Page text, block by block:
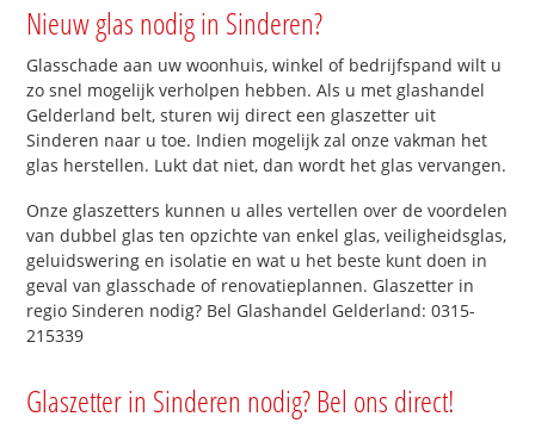
Nieuw glas nodig in Sinderen?
Glasschade aan uw woonhuis, winkel of bedrijfspand wilt u
zo snel mogelijk verholpen hebben. Als u met glashandel
Gelderland belt, sturen wij direct een glaszetter uit
Sinderen naar u toe. Indien mogelijk zal onze vakman het
glas herstellen. Lukt dat niet, dan wordt het glas vervangen.
Onze glaszetters kunnen u alles vertellen over de voordelen
van dubbel glas ten opzichte van enkel glas, veiligheidsglas,
geluidswering en isolatie en wat u het beste kunt doen in
geval van glasschade of renovatieplannen. Glaszetter in
regio Sinderen nodig? Bel Glashandel Gelderland: 0315-
215339
Glaszetter in Sinderen nodig? Bel ons direct!